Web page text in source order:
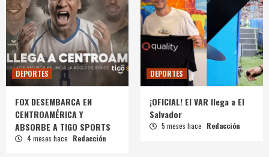
DEPORTES
FOX DESEMBARCA EN
CENTROAMÉRICA Y
ABSORBE A TIGO SPORTS
4 meses hace Redacción
DEPORTES
¡OFICIAL! El VAR llega a El
Salvador
5 meses hace Redacción